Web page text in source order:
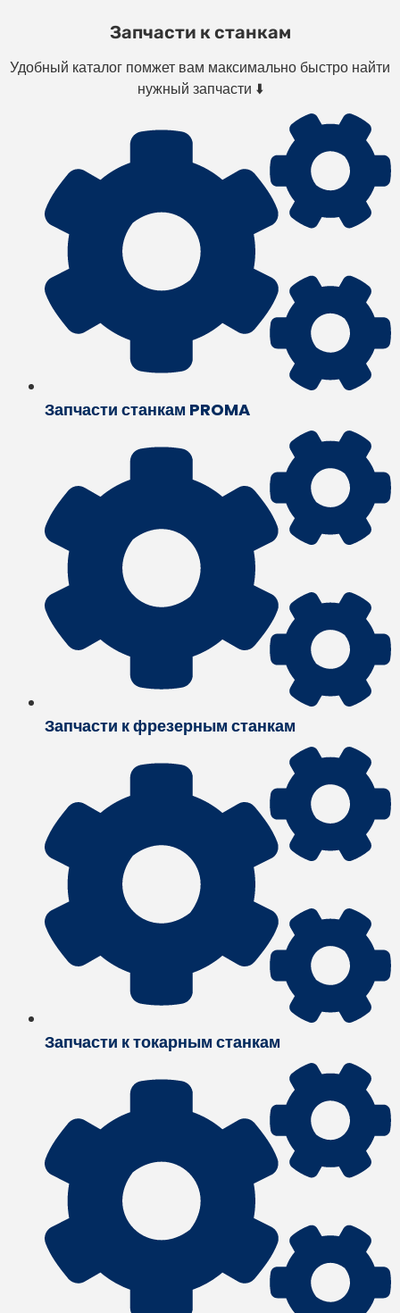
Запчасти к станкам
Удобный каталог помжет вам максимально быстро найти
нужный запчасти ⬇️
Запчасти станкам PROMA
Запчасти к фрезерным станкам
Запчасти к токарным станкам